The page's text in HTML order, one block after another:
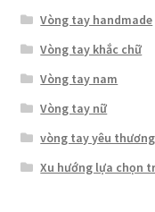
Vòng tay handmade
Vòng tay khắc chữ
Vòng tay nam
Vòng tay nữ
vòng tay yêu thương
Xu hướng lựa chọn